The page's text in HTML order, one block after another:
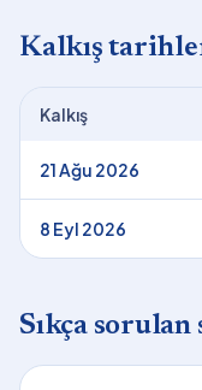
Kalkış
Kalkış
21 Ağu 2026
8 Eyl 2026
Sıkça